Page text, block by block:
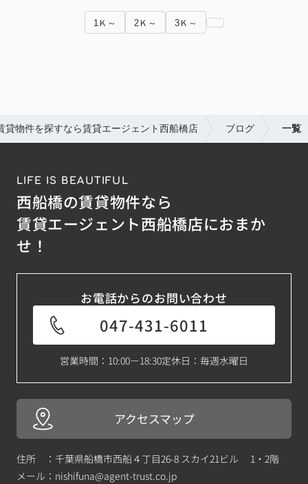
1Ｋ～ 2Ｋ～ 3Ｋ～
貸物件を探すなら賃貸エージェント西船橋店 ブログ 一覧
LIFE IS BEAUTIFUL
西船橋の賃貸物件なら
賃貸エージェント西船橋店におまか
せ！
お電話からのお問い合わせ
047-431-6011
営業時間：10:00－18:30定休日：毎週水曜日
アクセスマップ
住所 ：千葉県船橋市西船４丁目26-8 スカイ21ビル 1・2階
メール： nishifuna@agent-trust.co.jp